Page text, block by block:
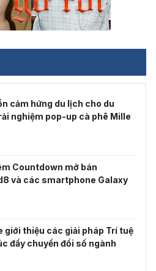
cảm hứng du lịch cho du
nghiệm pop-up cà phê Mille
Countdown mở bán
và các smartphone Galaxy
giới thiệu các giải pháp Trí tuệ
đẩy chuyển đổi số ngành